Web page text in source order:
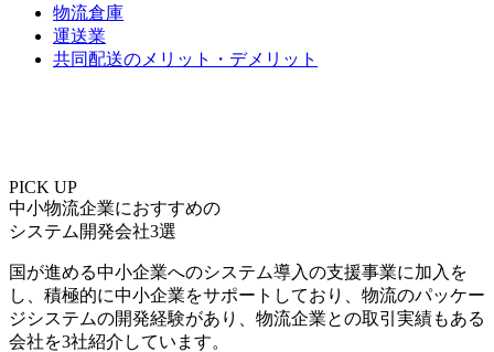
物流倉庫
運送業
共同配送のメリット・デメリット
PICK UP
中⼩物流企業におすすめの
システム開発会社3選
国が進める中小企業へのシステム導入の支援事業に加入を
し、積極的に中小企業をサポートしており、物流のパッケー
ジシステムの開発経験があり、物流企業との取引実績もある
会社を3社紹介しています。